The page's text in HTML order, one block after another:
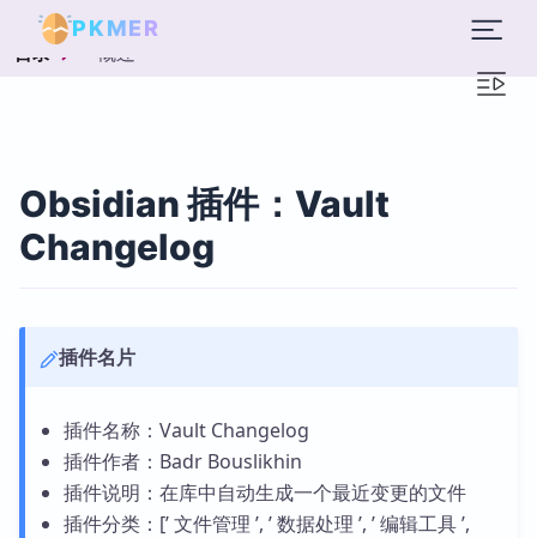
PKMER
目录 概述
Obsidian 插件：Vault
Changelog
插件名片
插件名称：Vault Changelog
插件作者：Badr Bouslikhin
插件说明：在库中自动生成一个最近变更的文件
插件分类：[’ 文件管理 ’, ’ 数据处理 ’, ’ 编辑工具 ’,